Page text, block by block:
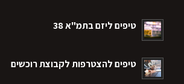
טיפים ליזם בתמ"א 38
טיפים להצטרפות לקבוצת רוכשים